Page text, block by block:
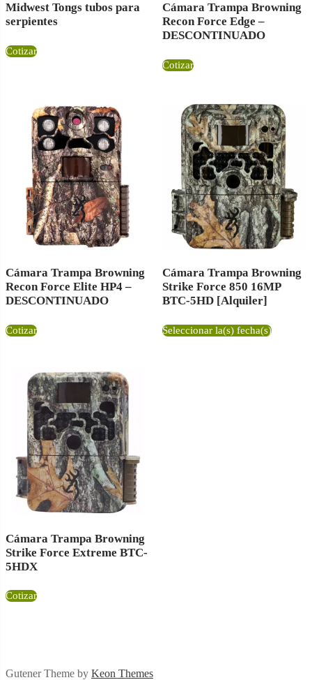
Midwest Tongs tubos para
serpientes
Cotizar
Cámara Trampa Browning
Recon Force Edge –
DESCONTINUADO
Cotizar
Cámara Trampa Browning
Recon Force Elite HP4 –
DESCONTINUADO
Cotizar
Cámara Trampa Browning
Strike Force 850 16MP
BTC-5HD [Alquiler]
Seleccionar la(s) fecha(s)
Cámara Trampa Browning
Strike Force Extreme BTC-
5HDX
Cotizar
Gutener Theme by Keon Themes